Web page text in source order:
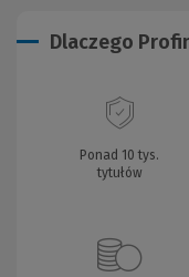
Dlaczego
Ponad 10 tys.
tytułów